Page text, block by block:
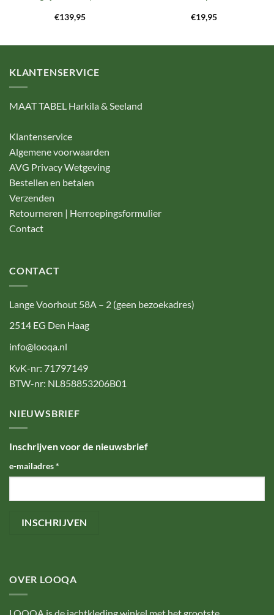
€139,95 €19,95
KLANTENSERVICE
MAAT TABEL Harkila & Seeland
Klantenservice
Algemene voorwaarden
AVG Privacy Wetgeving
Bestellen en betalen
Verzenden
Retourneren | Herroepingsformulier
Contact
CONTACT
Lange Voorhout 58A – 2 (geen bezoekadres)
2514 EG Den Haag
info@looqa.nl
KvK-nr: 71797149
BTW-nr: NL858853206B01
NIEUWSBRIEF
Inschrijven voor de nieuwsbrief
e-mailadres*
OVER LOOQA